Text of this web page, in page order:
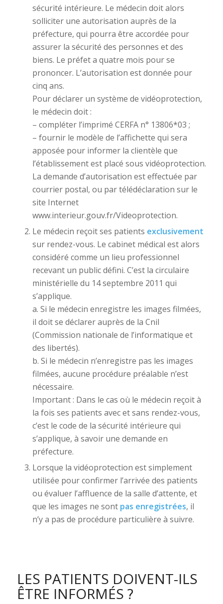
sécurité intérieure. Le médecin doit alors
solliciter une autorisation auprès de la
préfecture, qui pourra être accordée pour
assurer la sécurité des personnes et des
biens. Le préfet a quatre mois pour se
prononcer. L’autorisation est donnée pour
cinq ans.
Pour déclarer un système de vidéoprotection,
le médecin doit :
– compléter l’imprimé CERFA n° 13806*03 ;
– fournir le modèle de l’affichette qui sera
apposée pour informer la clientèle que
l’établissement est placé sous vidéoprotection.
La demande d’autorisation est effectuée par
courrier postal, ou par télédéclaration sur le
site Internet
www.interieur.gouv.fr/Videoprotection.
Le médecin reçoit ses patients exclusivement
sur rendez-vous. Le cabinet médical est alors
considéré comme un lieu professionnel
recevant un public défini. C’est la circulaire
ministérielle du 14 septembre 2011 qui
s’applique.
a. Si le médecin enregistre les images filmées,
il doit se déclarer auprès de la Cnil
(Commission nationale de l’informatique et
des libertés).
b. Si le médecin n’enregistre pas les images
filmées, aucune procédure préalable n’est
nécessaire.
Important : Dans le cas où le médecin reçoit à
la fois ses patients avec et sans rendez-vous,
c’est le code de la sécurité intérieure qui
s’applique, à savoir une demande en
préfecture.
Lorsque la vidéoprotection est simplement
utilisée pour confirmer l’arrivée des patients
ou évaluer l’affluence de la salle d’attente, et
que les images ne sont pas enregistrées, il
n’y a pas de procédure particulière à suivre.
LES PATIENTS DOIVENT-ILS
ÊTRE INFORMÉS ?